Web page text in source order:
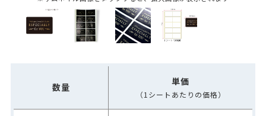
数量 単価
（1シートあたりの価格）